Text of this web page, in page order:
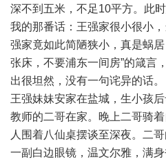
深不到五米，不足10平方。此
我的那番话：王强家很小很小
强家竟如此简陋狭小，真是蜗
张床，不要浦东一间房”的箴言
出很坦然，没有一句诧异的话。
王强妹妹安家在盐城，生小孩
教师的二哥在家。晚上二哥骑
人围着八仙桌摆谈至深夜。二
一副白边眼镜，温文尔雅，满